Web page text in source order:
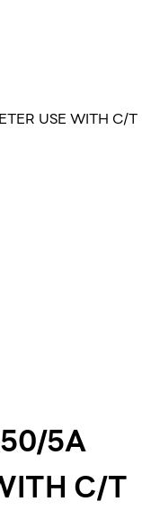
USE WITH C/T
5A
C/T